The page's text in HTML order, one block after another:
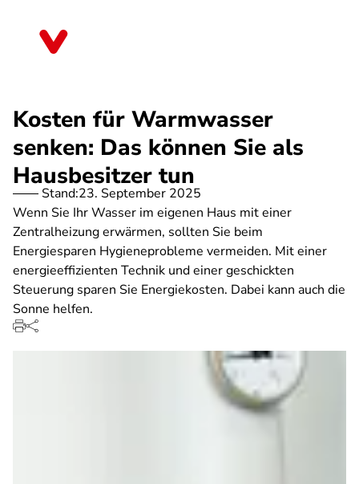
Kosten für Warmwasser
senken: Das können Sie als
Hausbesitzer tun
Stand:23. September 2025
Wenn Sie Ihr Wasser im eigenen Haus mit einer
Zentralheizung erwärmen, sollten Sie beim
Energiesparen Hygieneprobleme vermeiden. Mit einer
energieeffizienten Technik und einer geschickten
Steuerung sparen Sie Energiekosten. Dabei kann auch die
Sonne helfen.